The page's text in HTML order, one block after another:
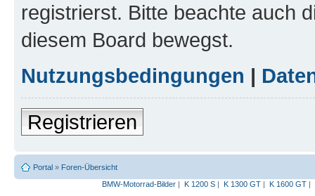
registrierst. Bitte beachte auch
diesem Board bewegst.
Nutzungsbedingungen |
Registrieren
Portal » Foren-Übersicht
BMW-Motorrad-Bilder| K 1200 S| K 1300 GT| K 1600 GT|